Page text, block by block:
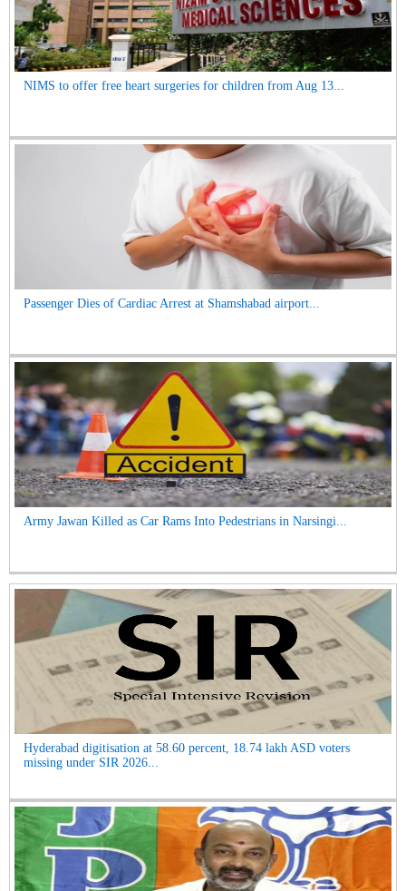
NIMS to offer free heart surgeries for children from Aug 13...
Passenger Dies of Cardiac Arrest at Shamshabad airport...
Army Jawan Killed as Car Rams Into Pedestrians in Narsingi...
Hyderabad digitisation at 58.60 percent, 18.74 lakh ASD voters
missing under SIR 2026...